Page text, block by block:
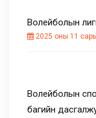
Волейболын
2025 оны 11
Волейболын
багийн